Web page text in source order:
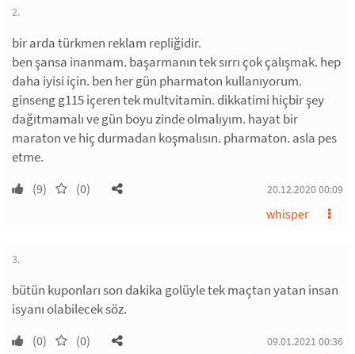
2.
bir arda türkmen reklam repliğidir.
ben şansa inanmam. başarmanın tek sırrı çok çalışmak. hep
daha iyisi için. ben her gün pharmaton kullanıyorum.
ginseng g115 içeren tek multvitamin. dikkatimi hiçbir şey
dağıtmamalı ve gün boyu zinde olmalıyım. hayat bir
maraton ve hiç durmadan koşmalısın. pharmaton. asla pes
etme.
(9) (0) 20.12.2020 00:09
whisper
3.
bütün kuponları son dakika golüyle tek maçtan yatan insan
isyanı olabilecek söz.
(0) (0) 09.01.2021 00:36